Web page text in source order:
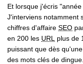
Et lorsque j'écris
J'interviens notamment
chiffres d'affaire SEO
en 200 les URL
plus de
puissant que dès qu'une
des mots clés de dingue.